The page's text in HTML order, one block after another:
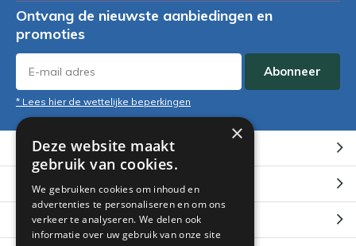
Ontvang de nieuwste aanbiedingen en
promoties
Abonneer
* Lees hier de wettelijke beperkingen
Klantenservice
Mijn account
Categorieën
×
Deze website maakt
gebruik van cookies.
We gebruiken cookies om inhoud en
advertenties te personaliseren en om ons
verkeer te analyseren. We delen ook
informatie over uw gebruik van onze site